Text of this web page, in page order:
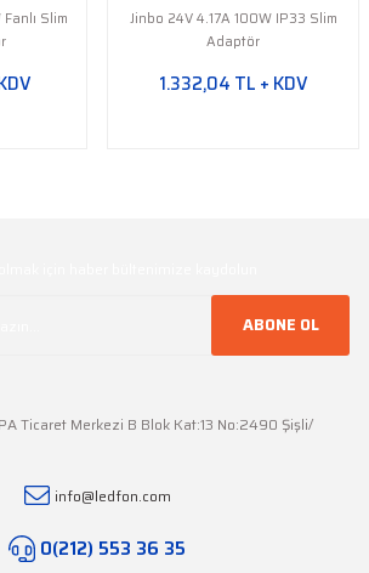
Slim
Jinbo 24V 4.17A 100W IP33 Slim
Adaptör
1.332,04 TL + KDV
ABONE OL
Ticaret Merkezi B Blok Kat:13 No:2490 Şişli/
info@ledfon.com
0(212) 553 36 35